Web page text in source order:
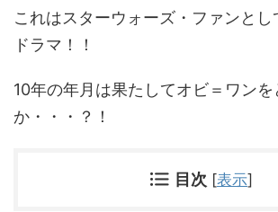
これはスターウォーズ・ファンと
ドラマ！！
10年の年月は果たしてオビ＝ワン
か・・・？！
目次 [表示]